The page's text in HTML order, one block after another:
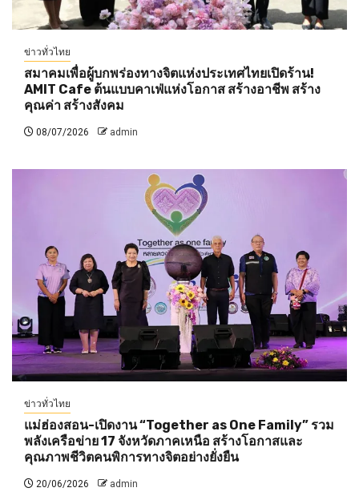
ข่าวทั่วไทย
สมาคมเพื่อผู้บกพร่องทางจิตแห่งประเทศไทยเปิดร้าน!
AMIT Cafe ต้นแบบคาเฟ่แห่งโอกาส สร้างอาชีพ สร้าง
คุณค่า สร้างสังคม
08/07/2026 admin
ข่าวทั่วไทย
แม่ฮ่องสอน-เปิดงาน “Together as One Family” รวม
พลังเครือข่าย 17 จังหวัดภาคเหนือ สร้างโอกาสและ
คุณภาพชีวิตคนพิการทางจิตอย่างยั่งยืน
20/06/2026 admin